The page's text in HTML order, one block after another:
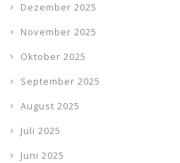
Dezember 2025
November 2025
Oktober 2025
September 2025
August 2025
Juli 2025
Juni 2025